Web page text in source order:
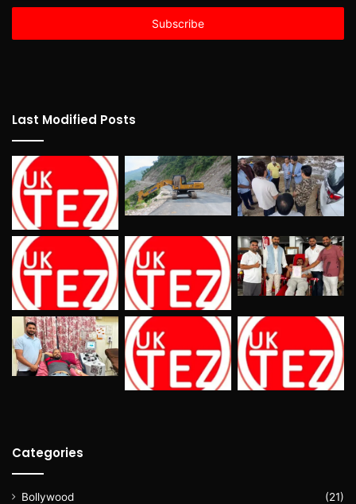
Email
Last Modified Posts
Categories
Bollywood
(21)